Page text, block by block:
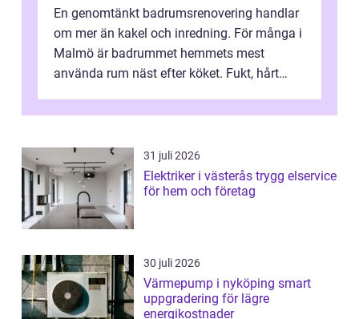
En genomtänkt badrumsrenovering handlar
om mer än kakel och inredning. För många i
Malmö är badrummet hemmets mest
använda rum näst efter köket. Fukt, hårt
...
31 juli 2026
Elektriker i västerås trygg elservice
för hem och företag
30 juli 2026
Värmepump i nyköping smart
uppgradering för lägre
energikostnader